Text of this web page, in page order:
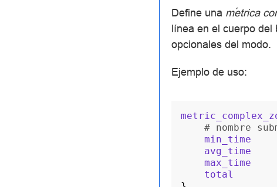
Define una métrica
línea en el cuerpo del
opcionales del modo.
Ejemplo de uso:
# nombre
min_time
avg_time
max_time
total